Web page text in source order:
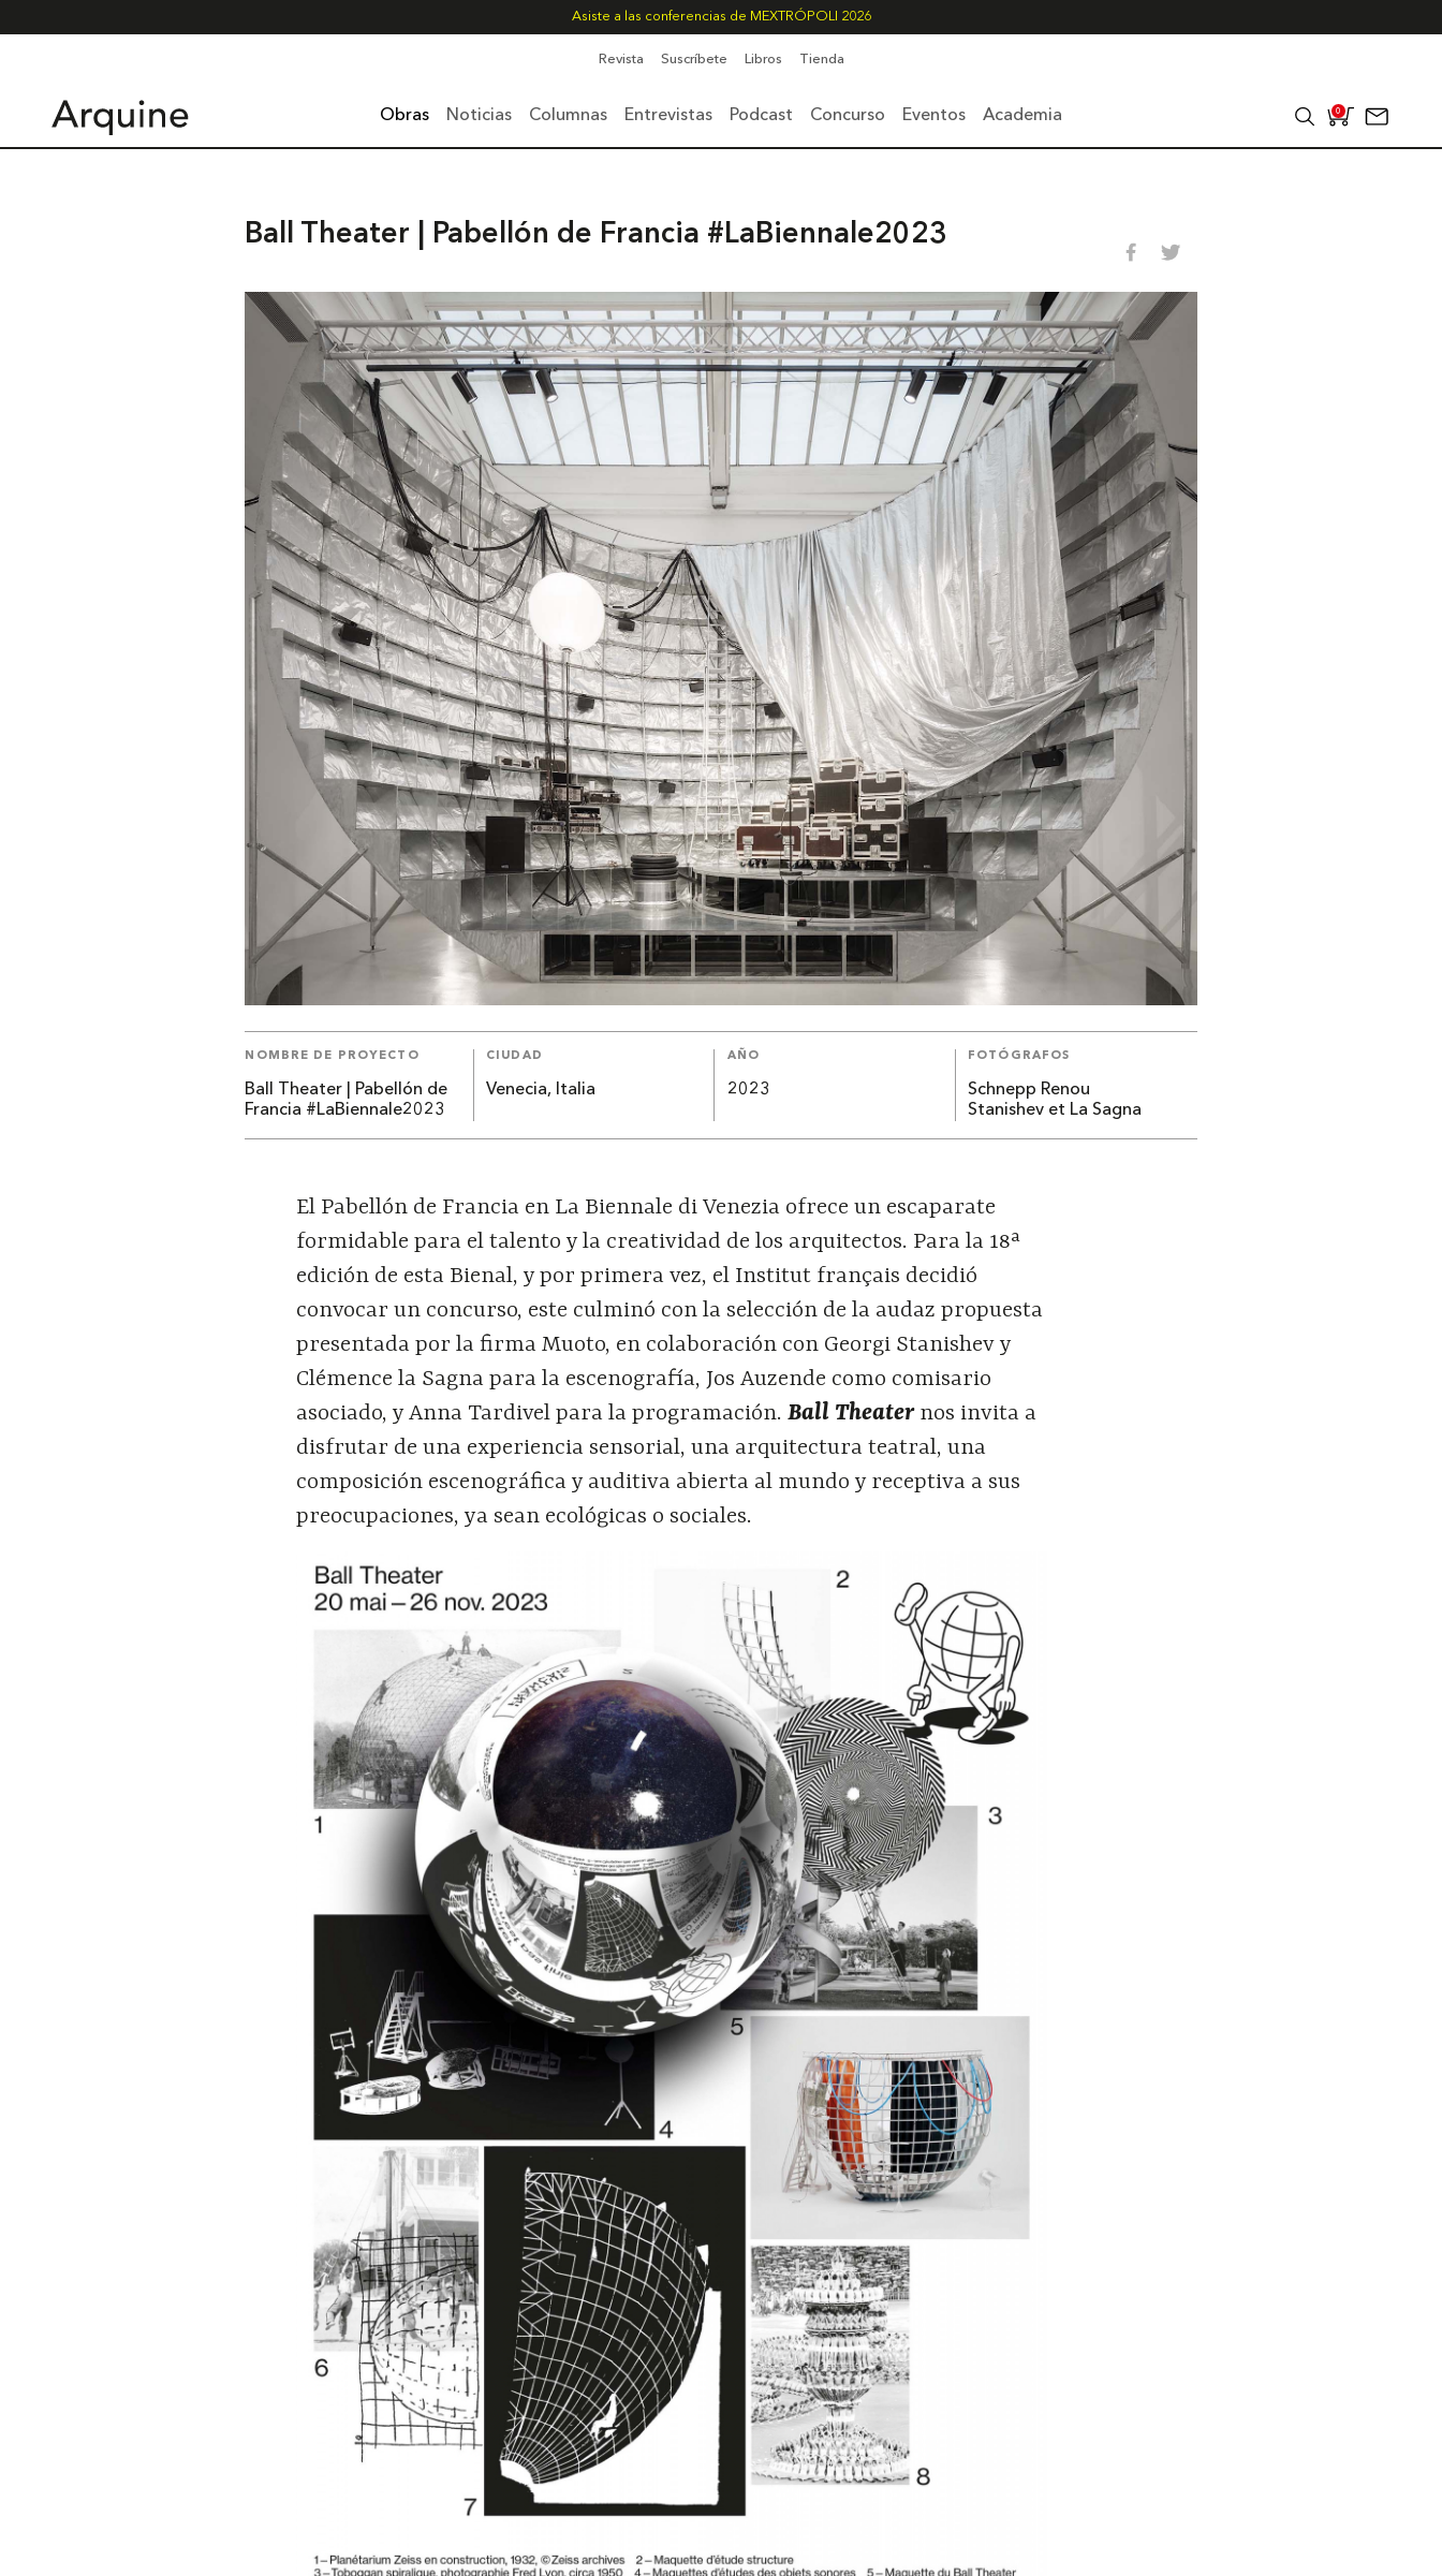
Asiste a las conferencias de MEXTRÓPOLI 2026
Revista Suscríbete Libros Tienda
Obras Noticias Columnas Entrevistas Podcast Concurso Eventos Academia 0
Ball Theater | Pabellón de Francia #LaBiennale2023
NOMBRE DE PROYECTO
Ball Theater | Pabellón de
Francia #LaBiennale2023
CIUDAD
Venecia, Italia
AÑO
2023
FOTÓGRAFOS
Schnepp Renou
Stanishev et La Sagna
El Pabellón de Francia en La Biennale di Venezia ofrece un escaparate
formidable para el talento y la creatividad de los arquitectos. Para la 18ª
edición de esta Bienal, y por primera vez, el Institut français decidió
convocar un concurso, este culminó con la selección de la audaz propuesta
presentada por la firma Muoto, en colaboración con Georgi Stanishev y
Clémence la Sagna para la escenografía, Jos Auzende como comisario
asociado, y Anna Tardivel para la programación.Ball Theaternos invita a
disfrutar de una experiencia sensorial, una arquitectura teatral, una
composición escenográfica y auditiva abierta al mundo y receptiva a sus
preocupaciones, ya sean ecológicas o sociales.